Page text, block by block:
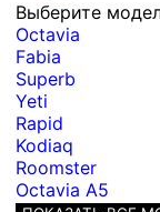
Выберите
Octavia
Fabia
Superb
Yeti
Rapid
Kodiaq
Roomster
Octavia A5